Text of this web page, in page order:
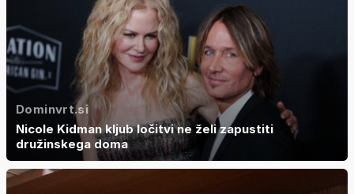
Dominvrt.si
Nicole Kidman kljub ločitvi ne želi zapustiti
družinskega doma